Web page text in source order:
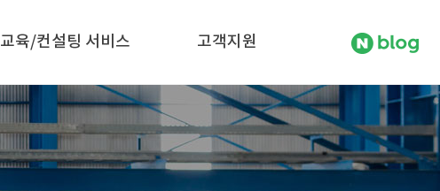
오시는길
CE(ATEX-방폭) CE(PED-압력용기)
S-MARK KC
Functional Safety 대기업 3자 인증
방폭 전류통전
제품안전시험 고장/위험 분석
교육/컨설팅 서비스
안전진단 IECEx CoPC 국제방폭 교육
고객지원
뉴스레터